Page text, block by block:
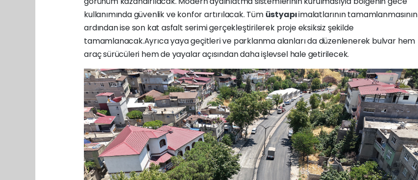
kullanımında güvenlik ve konfor artırılacak. Tüm üstyapıimalatlarının tamamlanmasının
ardından ise son kat asfalt serimi gerçekleştirilerek proje eksiksiz şekilde
tamamlanacak.Ayrıca yaya geçitleri ve parklanma alanları da düzenlenerek bulvar hem
araç sürücüleri hem de yayalar açısından daha işlevsel hale getirilecek.